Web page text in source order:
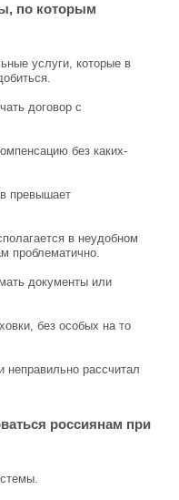
по которым
услуги, которые в
договор с
без каких-
превышает
в неудобном
проблематично.
документы или
без особых на то
неправильно рассчитал
россиянам при